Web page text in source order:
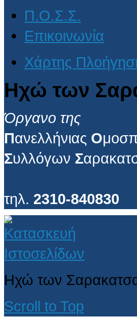
Π.Ο.Σ.Σ.
Επικοινωνία
Χάρτης
Ηχώ των
Όργανο της
Πανελλήνιας Ο
Συλλόγων Σ
τηλ. 2310-840830
Ηχώ των
Scroll to Top